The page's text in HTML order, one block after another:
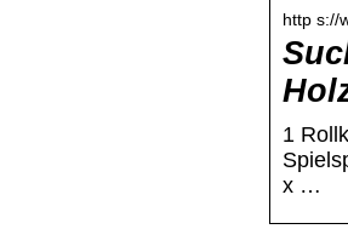
http s://
1
x …